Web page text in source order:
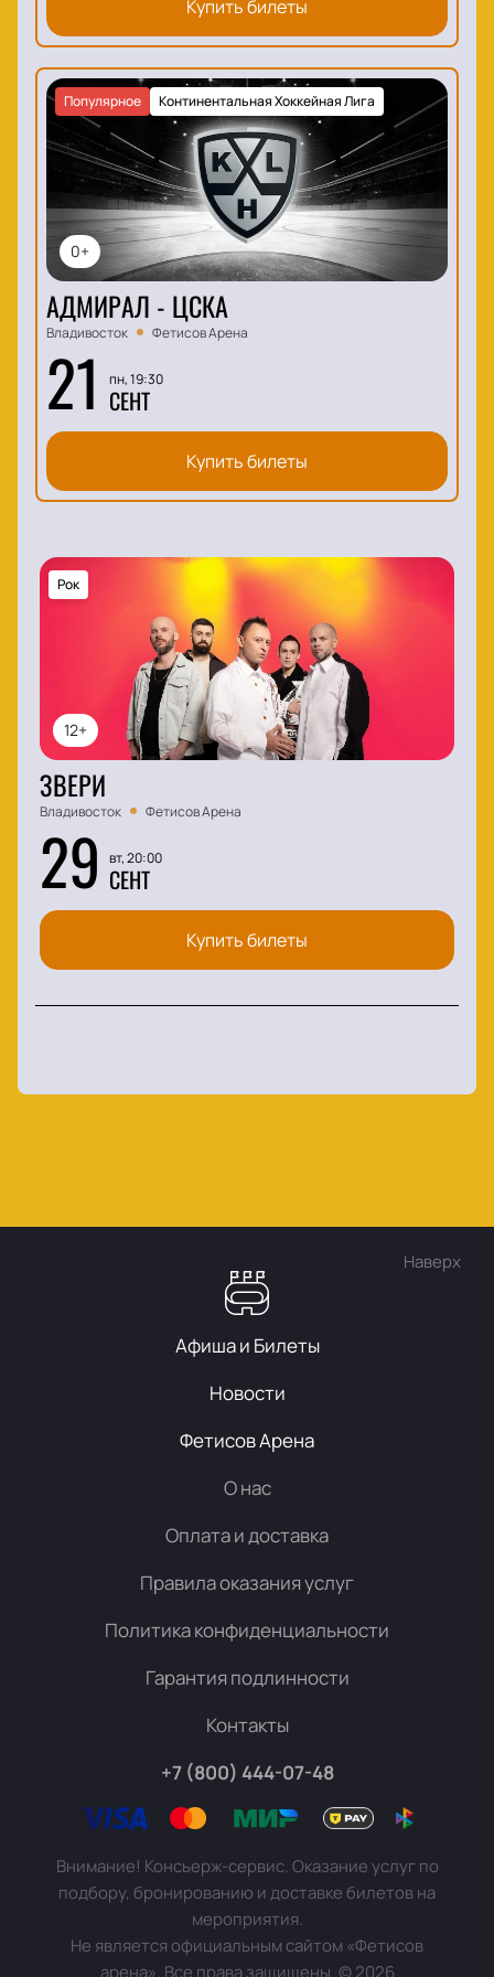
Купить билеты
0+
Континентальная Хоккейная Лига
Популярное
АДМИРАЛ - ЦСКА
Владивосток Фетисов Арена
21 пн, 19:30
СЕНТ
Купить билеты
12+
Рок
ЗВЕРИ
Владивосток Фетисов Арена
29 вт, 20:00
СЕНТ
Купить билеты
Наверх
Афиша и Билеты
Новости
Фетисов Арена
О нас
Оплата и доставка
Правила оказания услуг
Политика конфиденциальности
Гарантия подлинности
Контакты
+7 (800) 444-07-48
Внимание! Консьерж-сервис. Оказание услуг по
подбору, бронированию и доставке билетов на
мероприятия.
Не является официальным сайтом «Фетисов
арена». Все права защищены. ©2026